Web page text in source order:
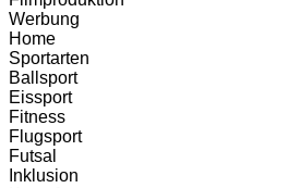
Werbung
Menü
Home
Sportarten
Ballsport
Eissport
Fitness
Flugsport
Futsal
Inklusion